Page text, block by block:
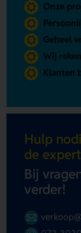
Onze
Geheel
Wij
Klanten
Hulp
de
Bij
verder!